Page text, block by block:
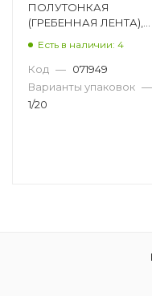
ПОЛУТОНКАЯ
(ГРЕБЕННАЯ ЛЕНТА),
Есть в наличии: 4
Код — 071949
Варианты упаковок —
1/20